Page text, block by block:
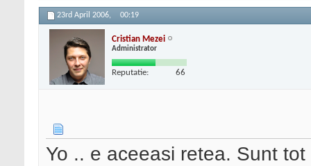
23rd April 2006, 00:19
Cristian Mezei
Administrator
Reputatie: 66
Yo .. e aceeasi retea. Sunt